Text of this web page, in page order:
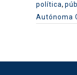
política,
Autónoma